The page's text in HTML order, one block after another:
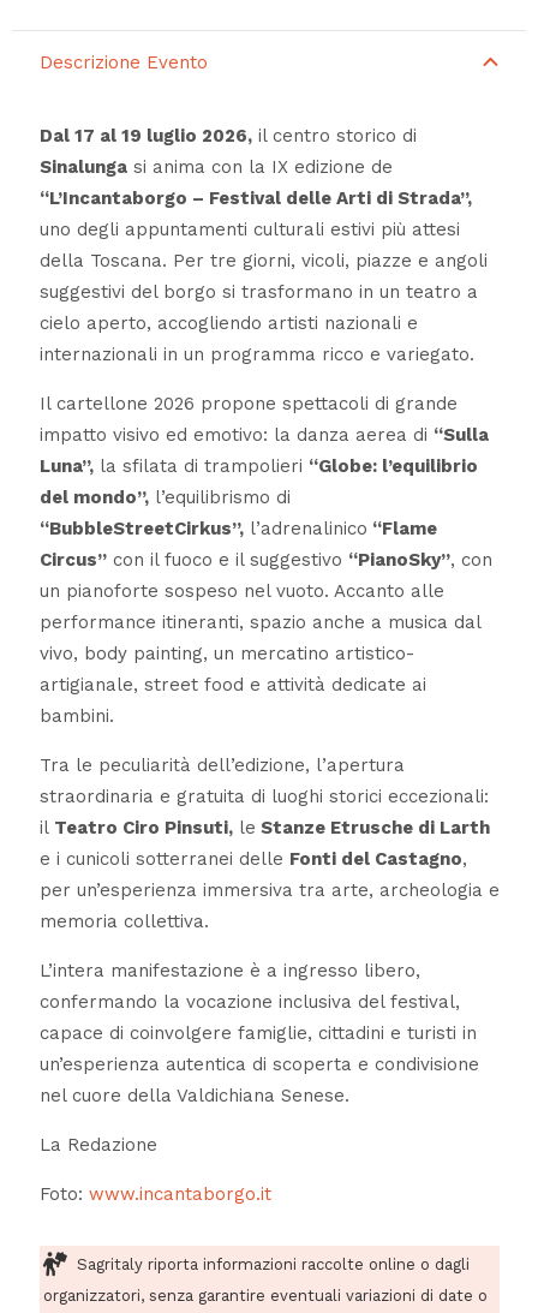
Descrizione Evento
Dal 17 al 19 luglio 2026,il centro storico di
Sinalungasi anima con la IX edizione de
“L’Incantaborgo – Festival delle Arti di Strada”,
uno degli appuntamenti culturali estivi più attesi
della Toscana. Per tre giorni, vicoli, piazze e angoli
suggestivi del borgo si trasformano in un teatro a
cielo aperto, accogliendo artisti nazionali e
internazionali in un programma ricco e variegato.
Il cartellone 2026 propone spettacoli di grande
impatto visivo ed emotivo: la danza aerea di “Sulla
Luna”,la sfilata di trampolieri “Globe: l’equilibrio
del mondo”,l’equilibrismo di
“BubbleStreetCirkus”,l’adrenalinico “Flame
Circus”con il fuoco e il suggestivo “PianoSky”, con
un pianoforte sospeso nel vuoto. Accanto alle
performance itineranti, spazio anche a musica dal
vivo, body painting, un mercatino artistico-
artigianale, street food e attività dedicate ai
bambini.
Tra le peculiarità dell’edizione, l’apertura
straordinaria e gratuita di luoghi storici eccezionali:
il Teatro Ciro Pinsuti,le Stanze Etrusche di Larth
e i cunicoli sotterranei delle Fonti del Castagno,
per un’esperienza immersiva tra arte, archeologia e
memoria collettiva.
L’intera manifestazione è a ingresso libero,
confermando la vocazione inclusiva del festival,
capace di coinvolgere famiglie, cittadini e turisti in
un’esperienza autentica di scoperta e condivisione
nel cuore della Valdichiana Senese.
La Redazione
Foto: www.incantaborgo.it
Sagritaly riporta informazioni raccolte online o dagli
organizzatori, senza garantire eventuali variazioni di date o